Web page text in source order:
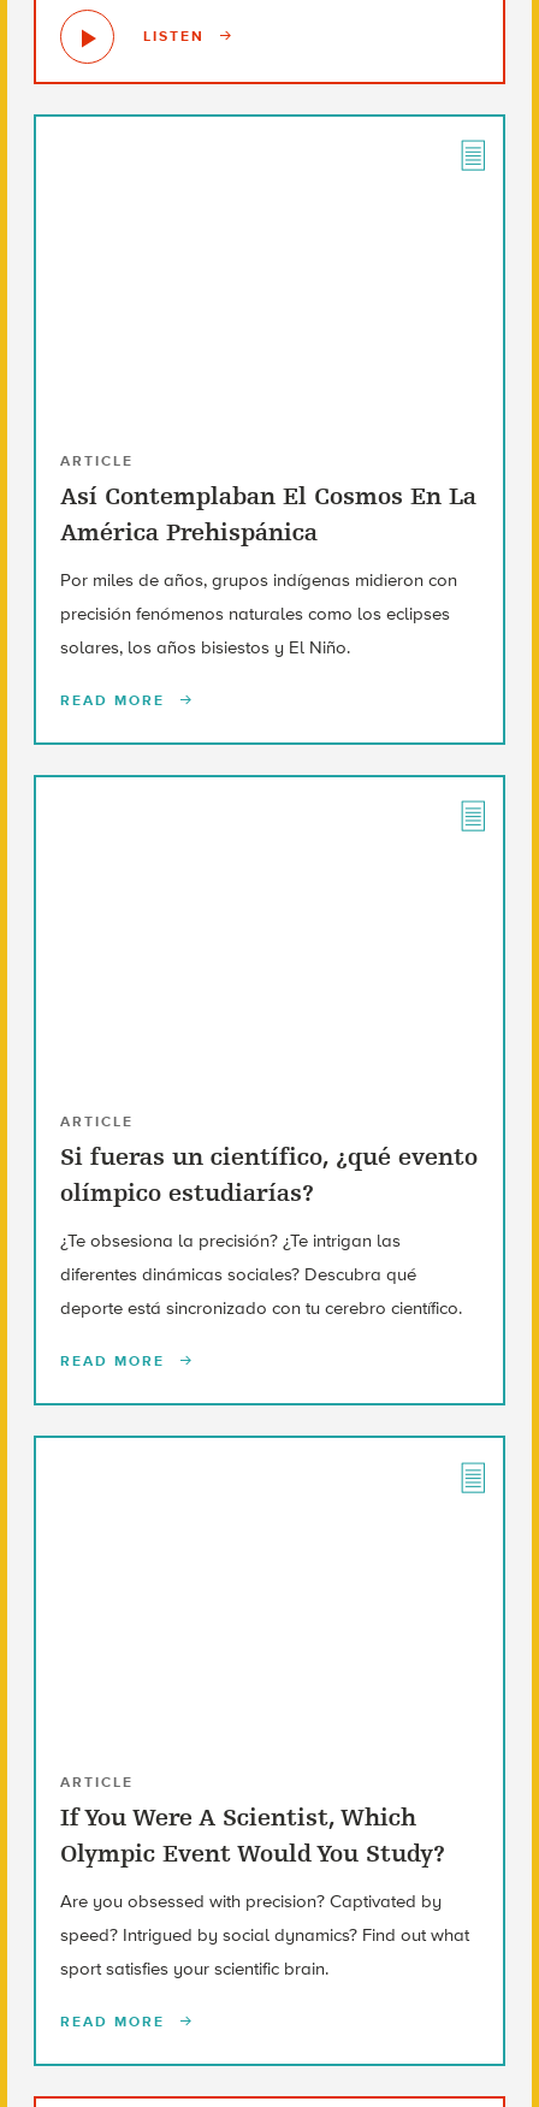
LISTEN
ARTICLE
Así Contemplaban El Cosmos En La
América Prehispánica
Por miles de años, grupos indígenas midieron con
precisión fenómenos naturales como los eclipses
solares, los años bisiestos y El Niño.
READ MORE
ARTICLE
Si fueras un científico, ¿qué evento
olímpico estudiarías?
¿Te obsesiona la precisión? ¿Te intrigan las
diferentes dinámicas sociales? Descubra qué
deporte está sincronizado con tu cerebro científico.
READ MORE
ARTICLE
If You Were A Scientist, Which
Olympic Event Would You Study?
Are you obsessed with precision? Captivated by
speed? Intrigued by social dynamics? Find out what
sport satisfies your scientific brain.
READ MORE